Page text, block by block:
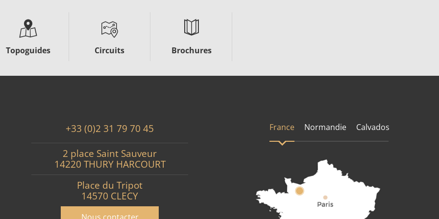
Topoguides Circuits Brochures
+33 (0)2 31 79 70 45
2 place Saint Sauveur
14220 THURY HARCOURT
Place du Tripot
14570 CLECY
France Normandie Calvados